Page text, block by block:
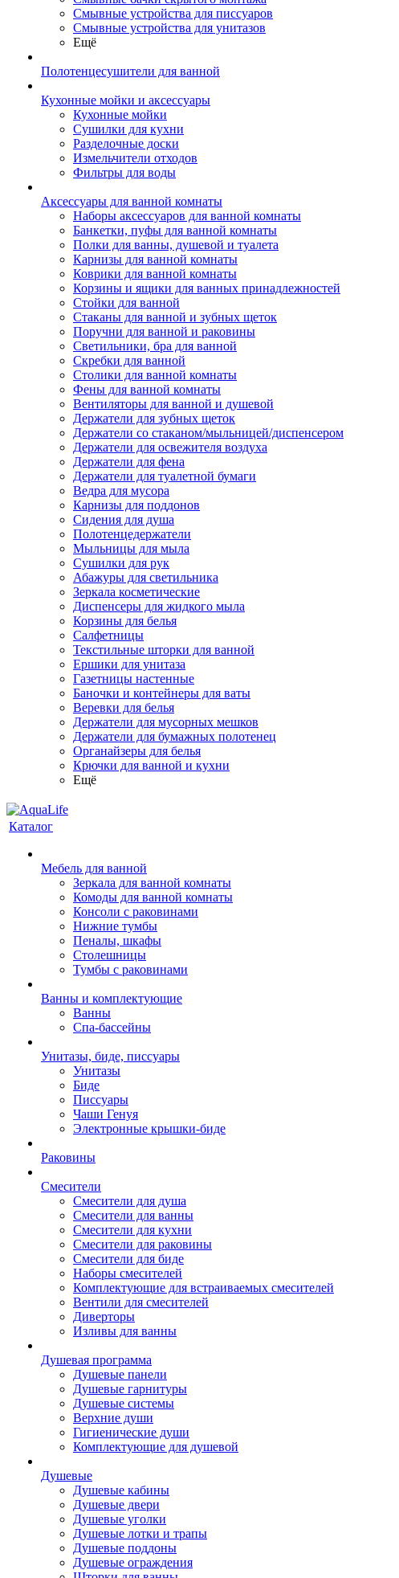
Смывные устройства для писсуаров
Смывные устройства для унитазов
Ещё
Полотенцесушители для ванной
Кухонные мойки и аксессуары
Кухонные мойки
Сушилки для кухни
Разделочные доски
Измельчители отходов
Фильтры для воды
Аксессуары для ванной комнаты
Наборы аксессуаров для ванной комнаты
Банкетки, пуфы для ванной комнаты
Полки для ванны, душевой и туалета
Карнизы для ванной комнаты
Коврики для ванной комнаты
Корзины и ящики для ванных принадлежностей
Стойки для ванной
Стаканы для ванной и зубных щеток
Поручни для ванной и раковины
Светильники, бра для ванной
Скребки для ванной
Столики для ванной комнаты
Фены для ванной комнаты
Вентиляторы для ванной и душевой
Держатели для зубных щеток
Держатели со стаканом/мыльницей/диспенсером
Держатели для освежителя воздуха
Держатели для фена
Держатели для туалетной бумаги
Ведра для мусора
Карнизы для поддонов
Сидения для душа
Полотенцедержатели
Мыльницы для мыла
Сушилки для рук
Абажуры для светильника
Зеркала косметические
Диспенсеры для жидкого мыла
Корзины для белья
Салфетницы
Текстильные шторки для ванной
Ершики для унитаза
Газетницы настенные
Баночки и контейнеры для ваты
Веревки для белья
Держатели для мусорных мешков
Держатели для бумажных полотенец
Органайзеры для белья
Крючки для ванной и кухни
Ещё
Каталог
Мебель для ванной
Зеркала для ванной комнаты
Комоды для ванной комнаты
Консоли с раковинами
Нижние тумбы
Пеналы, шкафы
Столешницы
Тумбы с раковинами
Ванны и комплектующие
Ванны
Спа-бассейны
Унитазы, биде, писсуары
Унитазы
Биде
Писсуары
Чаши Генуя
Электронные крышки-биде
Раковины
Смесители
Смесители для душа
Смесители для ванны
Смесители для кухни
Смесители для раковины
Смесители для биде
Наборы смесителей
Комплектующие для встраиваемых смесителей
Вентили для смесителей
Диверторы
Изливы для ванны
Душевая программа
Душевые панели
Душевые гарнитуры
Душевые системы
Верхние души
Гигиенические души
Комплектующие для душевой
Душевые
Душевые кабины
Душевые двери
Душевые уголки
Душевые лотки и трапы
Душевые поддоны
Душевые ограждения